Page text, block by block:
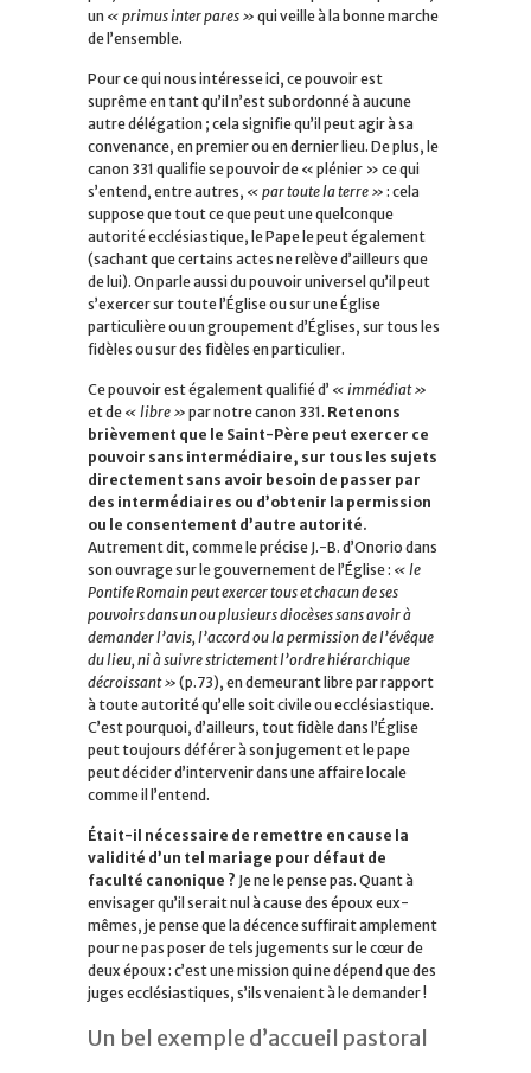
un « primus inter pares » qui veille à la bonne marche
de l’ensemble.
Pour ce qui nous intéresse ici, ce pouvoir est
suprême en tant qu’il n’est subordonné à aucune
autre délégation ; cela signifie qu’il peut agir à sa
convenance, en premier ou en dernier lieu. De plus, le
canon 331 qualifie se pouvoir de « plénier » ce qui
s’entend, entre autres, « par toute la terre » : cela
suppose que tout ce que peut une quelconque
autorité ecclésiastique, le Pape le peut également
(sachant que certains actes ne relève d’ailleurs que
de lui). On parle aussi du pouvoir universel qu’il peut
s’exercer sur toute l’Église ou sur une Église
particulière ou un groupement d’Églises, sur tous les
fidèles ou sur des fidèles en particulier.
Ce pouvoir est également qualifié d’ « immédiat »
et de « libre » par notre canon 331. Retenons
brièvement que le Saint-Père peut exercer ce
pouvoir sans intermédiaire, sur tous les sujets
directement sans avoir besoin de passer par
des intermédiaires ou d’obtenir la permission
ou le consentement d’autre autorité.
Autrement dit, comme le précise J.-B. d’Onorio dans
son ouvrage sur le gouvernement de l’Église : « le
Pontife Romain peut exercer tous et chacun de ses
pouvoirs dans un ou plusieurs diocèses sans avoir à
demander l’avis, l’accord ou la permission de l’évêque
du lieu, ni à suivre strictement l’ordre hiérarchique
décroissant » (p.73), en demeurant libre par rapport
à toute autorité qu’elle soit civile ou ecclésiastique.
C’est pourquoi, d’ailleurs, tout fidèle dans l’Église
peut toujours déférer à son jugement et le pape
peut décider d’intervenir dans une affaire locale
comme il l’entend.
Était-il nécessaire de remettre en cause la
validité d’un tel mariage pour défaut de
faculté canonique ? Je ne le pense pas. Quant à
envisager qu’il serait nul à cause des époux eux-
mêmes, je pense que la décence suffirait amplement
pour ne pas poser de tels jugements sur le cœur de
deux époux : c’est une mission qui ne dépend que des
juges ecclésiastiques, s’ils venaient à le demander !
Un bel exemple d’accueil pastoral